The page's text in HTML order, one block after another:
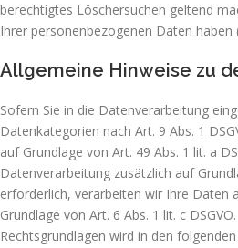
berechtigtes Löschersuchen geltend
Ihrer personenbezogenen Daten
Allgemeine Hinweise zu
Sofern Sie in die Datenverarbeitung
Datenkategorien nach Art. 9 Abs. 1
auf Grundlage von Art. 49 Abs. 1 lit. a
Datenverarbeitung zusätzlich auf
erforderlich, verarbeiten wir Ihre Daten
Grundlage von Art. 6 Abs. 1 lit. c
Rechtsgrundlagen wird in den